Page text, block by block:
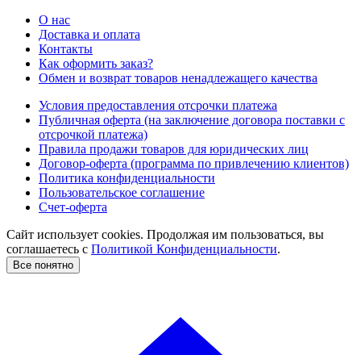
О нас
Доставка и оплата
Контакты
Как оформить заказ?
Обмен и возврат товаров ненадлежащего качества
Условия предоставления отсрочки платежа
Публичная оферта (на заключение договора поставки с
отсрочкой платежа)
Правила продажи товаров для юридических лиц
Договор-оферта (программа по привлечению клиентов)
Политика конфиденциальности
Пользовательское соглашение
Счет-оферта
Сайт использует cookies. Продолжая им пользоваться, вы
соглашаетесь c Политикой Конфиденциальности.
Все понятно